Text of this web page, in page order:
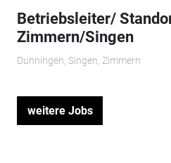
Betriebsleiter/
Zimmern/Singen
Dunningen, Singen, Zimmern
weitere Jobs